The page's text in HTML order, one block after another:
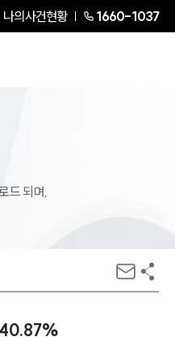
나의사건현황 1660-1037
드 되며,
40.87%